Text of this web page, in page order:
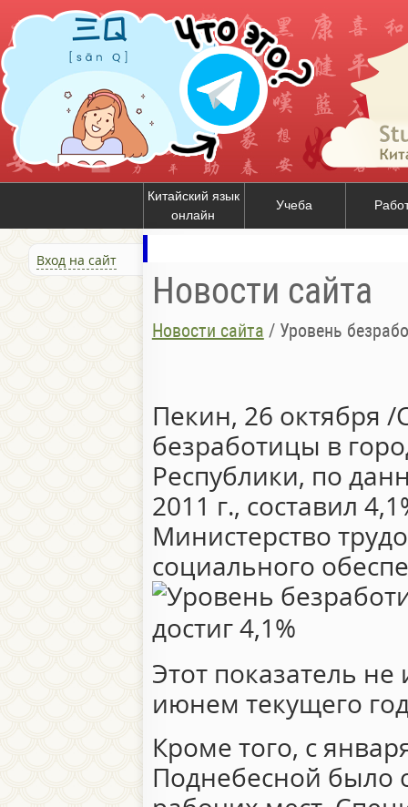
Китайский язык
онлайн
Учеба
Вход на сайт
Новости сайта
Новости сайта / Уровень
Пекин, 26 октября /
безработицы в
Республики, по
2011 г., составил
Министерство
социального
Этот показатель
июнем текущего
Кроме того, с
Поднебесной было